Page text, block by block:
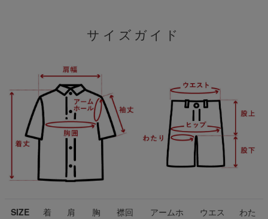
サイズガイド
SIZE
着
肩
胸
襟回
アームホ
ウエス
わた